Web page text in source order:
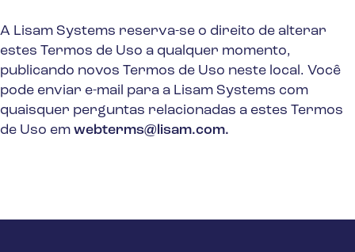
A Lisam Systems reserva-se o direito de alterar
estes Termos de Uso a qualquer momento,
publicando novos Termos de Uso neste local. Você
pode enviar e-mail para a Lisam Systems com
quaisquer perguntas relacionadas a estes Termos
de Uso em webterms@lisam.com.